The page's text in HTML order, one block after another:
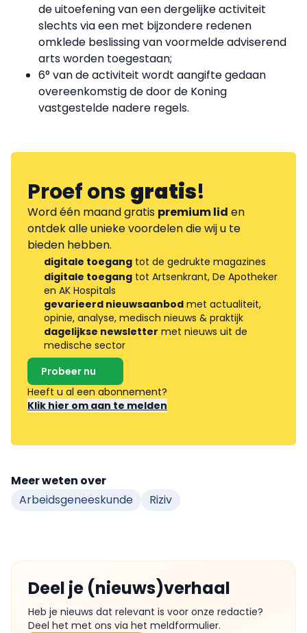
de uitoefening van een dergelijke activiteit
slechts via een met bijzondere redenen
omklede beslissing van voormelde adviserend
arts worden toegestaan;
6° van de activiteit wordt aangifte gedaan
overeenkomstig de door de Koning
vastgestelde nadere regels.
Proef onsgratis!
Word één maand gratis premium lid en
ontdek alle unieke voordelen die wij u te
bieden hebben.
digitale toegang tot de gedrukte magazines
digitale toegang tot Artsenkrant, De Apotheker
en AK Hospitals
gevarieerd nieuwsaanbod met actualiteit,
opinie, analyse, medisch nieuws & praktijk
dagelijkse newsletter met nieuws uit de
medische sector
Probeer nu
Heeft u al een abonnement?
Klik hier om aan te melden
Meer weten over
Arbeidsgeneeskunde
Riziv
Deel je (nieuws)verhaal
Heb je nieuws dat relevant is voor onze redactie?
Deel het met ons via het meldformulier.